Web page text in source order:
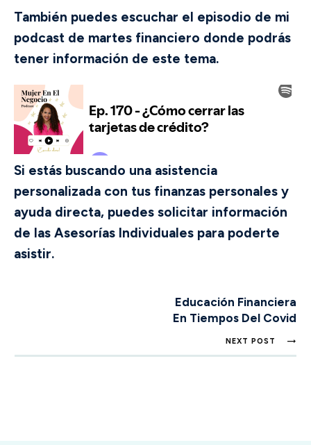
También puedes escuchar el episodio de mi
podcast de martes financiero donde podrás
tener información de este tema.
Si estás buscando una asistencia
personalizada con tus finanzas personales y
ayuda directa, puedes solicitar información
de las Asesorías Individuales para poderte
asistir.
Educación Financiera
En Tiempos Del Covid
NEXT POST